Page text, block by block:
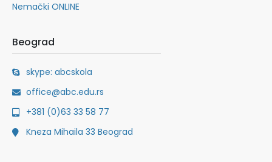
Nemački ONLINE
Beograd
skype: abcskola
office@abc.edu.rs
+381 (0)63 33 58 77
Kneza Mihaila 33 Beograd